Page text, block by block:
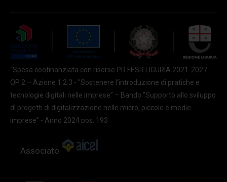
“Spesa coofinanziata con risorse PR FESR LIGURIA 2021-2027
OP 2 – Azione 1.2.3 - "Sostenere l'introduzione di pratiche e
tecnologie digitali nelle imprese” – Bando “Supporto allo sviluppo
di progetti di digitalizzazione nelle micro, piccole e medie
imprese” - Anno 2024 pos. 193
Associato